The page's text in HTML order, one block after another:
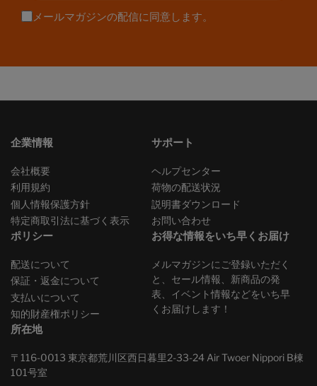
ド メールマガジンの配信に同意します。
企業情報
会社概要
利用規約
個人情報保護方針
特定商取引法に基づく表示
サポート
ヘルプセンター
荷物の配送状況
説明書ダウンロード
お問い合わせ
ポリシー
配送について
保証・返金について
支払いについて
知的財産権ポリシー
お得な情報をいち早くお届け
メルマガジンにご登録いただく
と、セール情報、新商品の発
表、イベント情報などをいち早
くお届けします！
所在地
〒116-0013 東京都荒川区西日暮里2-33-24 Air Twoer Nippori B棟
101号室